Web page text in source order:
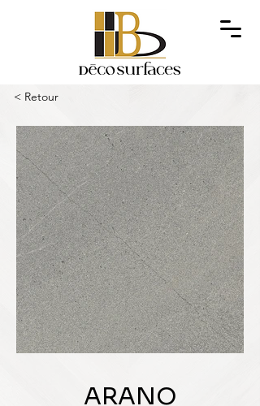
< Retour
ARANO